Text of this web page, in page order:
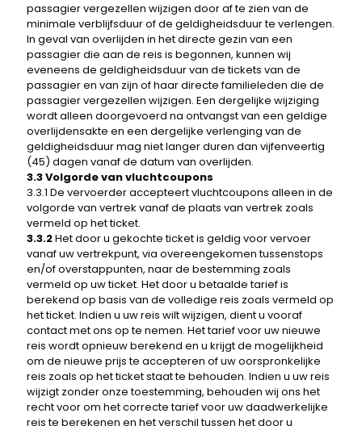
passagier vergezellen wijzigen door af te zien van de
minimale verblijfsduur of de geldigheidsduur te verlengen.
In geval van overlijden in het directe gezin van een
passagier die aan de reis is begonnen, kunnen wij
eveneens de geldigheidsduur van de tickets van de
passagier en van zijn of haar directe familieleden die de
passagier vergezellen wijzigen. Een dergelijke wijziging
wordt alleen doorgevoerd na ontvangst van een geldige
overlijdensakte en een dergelijke verlenging van de
geldigheidsduur mag niet langer duren dan vijfenveertig
(45) dagen vanaf de datum van overlijden.
3.3 Volgorde van vluchtcoupons
3.3.1 De vervoerder accepteert vluchtcoupons alleen in de
volgorde van vertrek vanaf de plaats van vertrek zoals
vermeld op het ticket.
3.3.2Het door u gekochte ticket is geldig voor vervoer
vanaf uw vertrekpunt, via overeengekomen tussenstops
en/of overstappunten, naar de bestemming zoals
vermeld op uw ticket. Het door u betaalde tarief is
berekend op basis van de volledige reis zoals vermeld op
het ticket. Indien u uw reis wilt wijzigen, dient u vooraf
contact met ons op te nemen. Het tarief voor uw nieuwe
reis wordt opnieuw berekend en u krijgt de mogelijkheid
om de nieuwe prijs te accepteren of uw oorspronkelijke
reis zoals op het ticket staat te behouden. Indien u uw reis
wijzigt zonder onze toestemming, behouden wij ons het
recht voor om het correcte tarief voor uw daadwerkelijke
reis te berekenen en het verschil tussen het door u